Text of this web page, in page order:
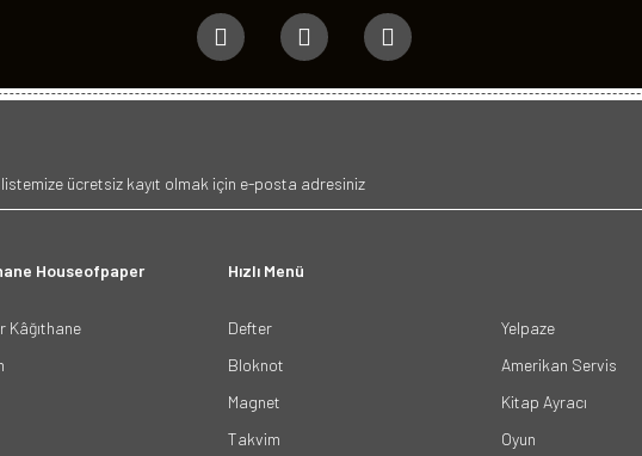
Houseofpaper
Kâğıthane
Hızlı Menü
Defter
Bloknot
Magnet
Takvim
Yelpaze
Amerikan Servis
Kitap Ayracı
Oyun